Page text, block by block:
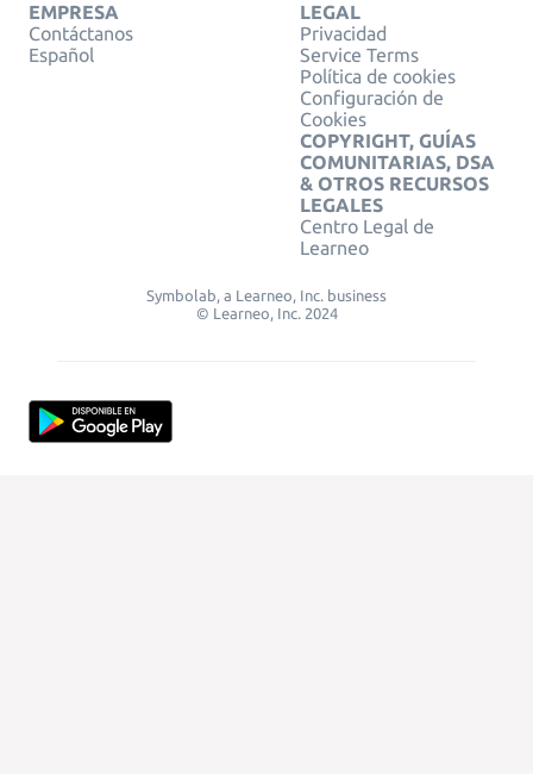
EMPRESA
Contáctanos
Español
LEGAL
Privacidad
Service Terms
Política de cookies
Configuración de
Cookies
COPYRIGHT, GUÍAS
COMUNITARIAS, DSA
& OTROS RECURSOS
LEGALES
Centro Legal de
Learneo
Symbolab, a Learneo, Inc. business
© Learneo, Inc. 2024